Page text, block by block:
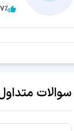
مشاوره آنلاین دکتر
سوالات